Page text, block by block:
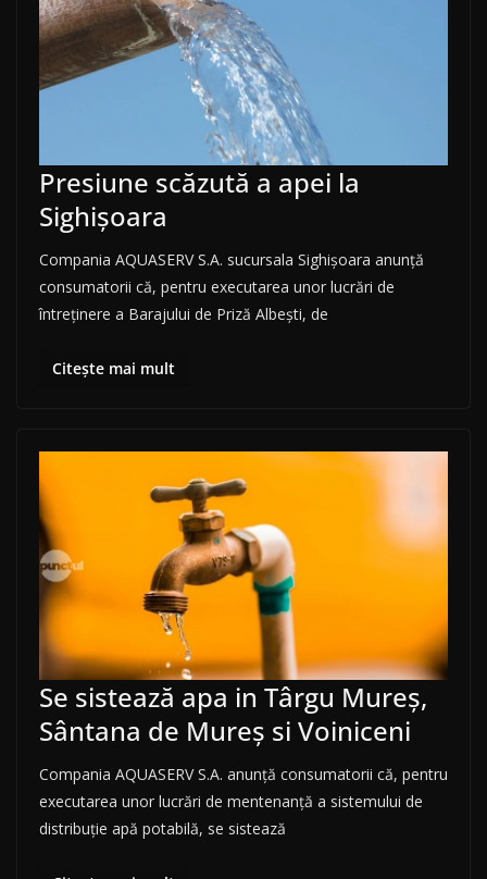
Presiune scăzută a apei la
Sighișoara
Compania AQUASERV S.A. sucursala Sighișoara anunță
consumatorii că, pentru executarea unor lucrări de
întreținere a Barajului de Priză Albești, de
Citește mai mult
Se sistează apa in Târgu Mureș,
Sântana de Mureș si Voiniceni
Compania AQUASERV S.A. anunţă consumatorii că, pentru
executarea unor lucrări de mentenanță a sistemului de
distribuţie apă potabilă, se sistează